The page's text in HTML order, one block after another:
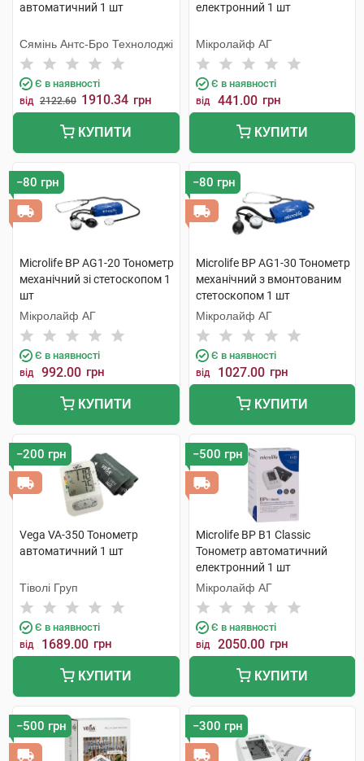
автоматичний 1 шт
Сямінь Антс-Бро Технолоджі
Є в наявності
від 2122.60 1910.34 грн
КУПИТИ
електронний 1 шт
Мікролайф AГ
Є в наявності
від 441.00 грн
КУПИТИ
−80 грн
Microlife BP AG1-20 Тонометр
механічний зі стетоскопом 1
шт
Мікролайф AГ
Є в наявності
від 992.00 грн
КУПИТИ
−80 грн
Microlife BP AG1-30 Тонометр
механічний з вмонтованим
стетоскопом 1 шт
Мікролайф AГ
Є в наявності
від 1027.00 грн
КУПИТИ
−200 грн
Vega VA-350 Тонометр
автоматичний 1 шт
Тіволі Груп
Є в наявності
від 1689.00 грн
КУПИТИ
−500 грн
Microlife BP B1 Classic
Тонометр автоматичний
електронний 1 шт
Мікролайф AГ
Є в наявності
від 2050.00 грн
КУПИТИ
−500 грн −300 грн